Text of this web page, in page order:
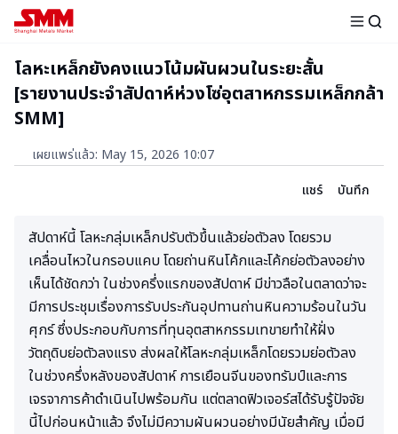
โลหะเหล็กยังคงแนวโน้มผันผวนในระยะสั้น
[รายงานประจำสัปดาห์ห่วงโซ่อุตสาหกรรมเหล็กกล้า
SMM]
เผยแพร่แล้ว: May 15, 2026 10:07
แชร์
บันทึก
สัปดาห์นี้ โลหะกลุ่มเหล็กปรับตัวขึ้นแล้วย่อตัวลง โดยรวม
เคลื่อนไหวในกรอบแคบ โดยถ่านหินโค้กและโค้กย่อตัวลงอย่าง
เห็นได้ชัดกว่า ในช่วงครึ่งแรกของสัปดาห์ มีข่าวลือในตลาดว่าจะ
มีการประชุมเรื่องการรับประกันอุปทานถ่านหินความร้อนในวัน
ศุกร์ ซึ่งประกอบกับการที่ทุนอุตสาหกรรมเทขายทำให้ฝั่ง
วัตถุดิบย่อตัวลงแรง ส่งผลให้โลหะกลุ่มเหล็กโดยรวมย่อตัวลง
ในช่วงครึ่งหลังของสัปดาห์ การเยือนจีนของทรัมป์และการ
เจรจาการค้าดำเนินไปพร้อมกัน แต่ตลาดฟิวเจอร์สได้รับรู้ปัจจัย
นี้ไปก่อนหน้าแล้ว จึงไม่มีความผันผวนอย่างมีนัยสำคัญ เมื่อมี